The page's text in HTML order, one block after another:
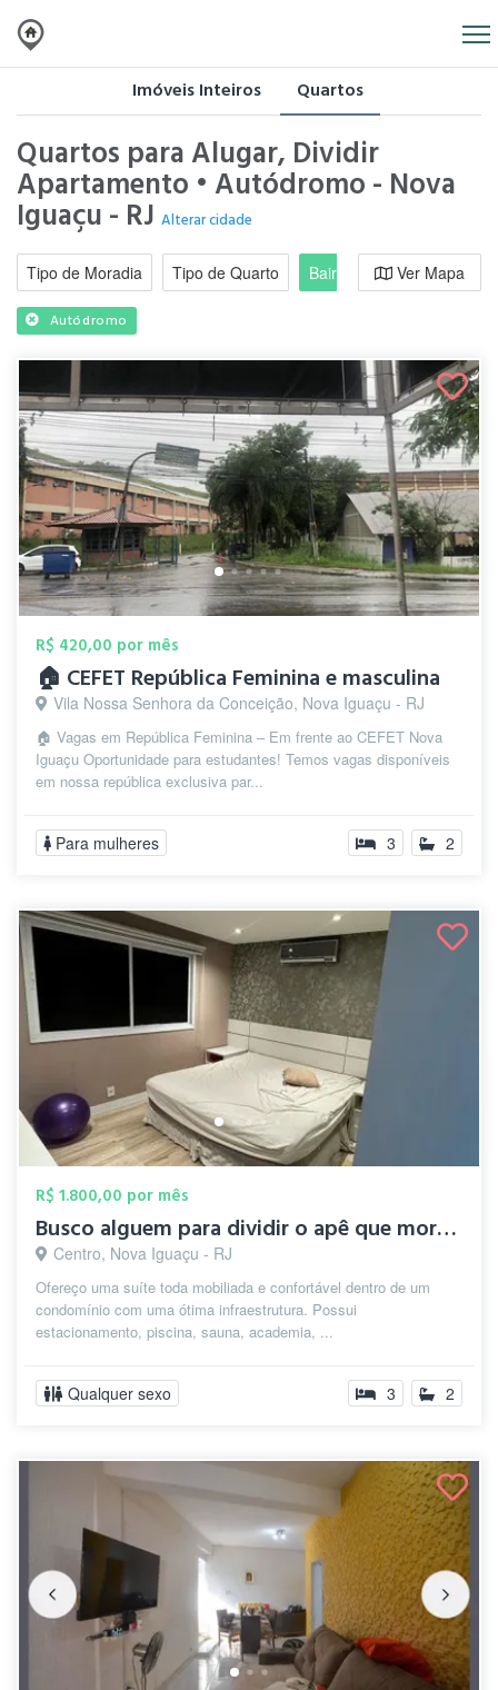
Imóveis Inteiros Quartos
Quartos para Alugar, Dividir
Apartamento • Autódromo - Nova
Iguaçu - RJ Alterar cidade
Tipo de Moradia Tipo de Quarto Bairro / RegiãoVer Mapa
Autódromo
R$ 420,00 por mês
🏠 CEFET República Feminina e masculina
Vila Nossa Senhora da Conceição, Nova Iguaçu - RJ
🏠 Vagas em República Feminina – Em frente ao CEFET Nova
Iguaçu Oportunidade para estudantes! Temos vagas disponíveis
em nossa república exclusiva par...
Para mulheres 3 2
R$ 1.800,00 por mês
Busco alguem para dividir o apê que moro...
Centro, Nova Iguaçu - RJ
Ofereço uma suíte toda mobiliada e confortável dentro de um
condomínio com uma ótima infraestrutura. Possui
estacionamento, piscina, sauna, academia, ...
Qualquer sexo 3 2